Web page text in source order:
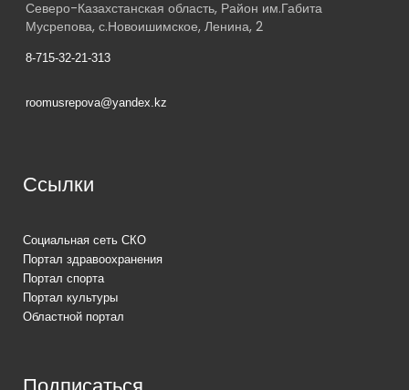
Северо-Казахстанская область, Район им.Габита
Мусрепова, с.Новоишимское, Ленина, 2
8-715-32-21-313
roomusrepova@yandex.kz
Ссылки
Социальная сеть СКО
Портал здравоохранения
Портал спорта
Портал культуры
Областной портал